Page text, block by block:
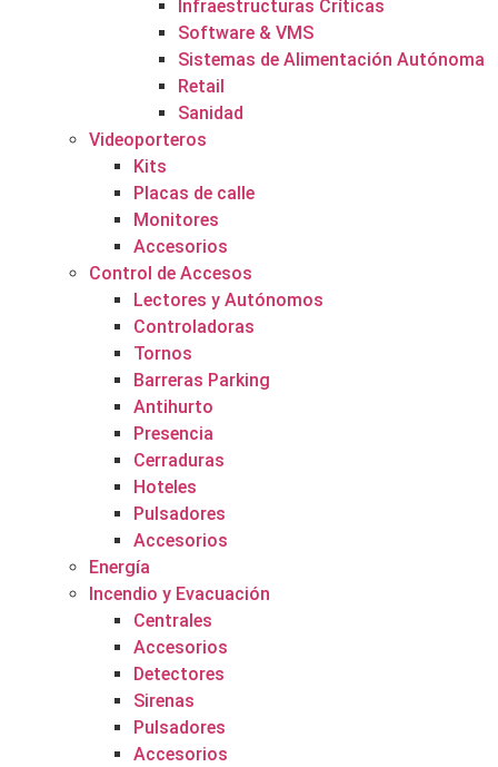
Infraestructuras Críticas
Software & VMS
Sistemas de Alimentación Autónoma
Retail
Sanidad
Videoporteros
Kits
Placas de calle
Monitores
Accesorios
Control de Accesos
Lectores y Autónomos
Controladoras
Tornos
Barreras Parking
Antihurto
Presencia
Cerraduras
Hoteles
Pulsadores
Accesorios
Energía
Incendio y Evacuación
Centrales
Accesorios
Detectores
Sirenas
Pulsadores
Accesorios